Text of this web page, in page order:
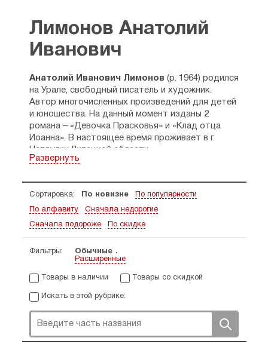
Лимонов Анатолий
Иванович
Анатолий Иванович Лимонов (р. 1964) родился
на Урале, свободный писатель и художник.
Автор многочисленных произведений для детей
и юношества. На данный момент изданы 2
романа – «Девочка Прасковья» и «Клад отца
Иоанна». В настоящее время проживает в г.
Чаплыгин Липецкой области.
Развернуть
Сортировка: По новизне По популярности
По алфавиту Сначала недорогие
Сначала подороже По скидке
Фильтры:
Обычные
Расширенные
Товары в наличии Товары со скидкой
Искать в этой рубрике: